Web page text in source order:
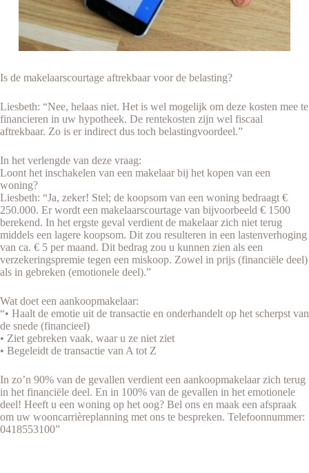
Is de makelaarscourtage aftrekbaar voor de belasting?
Liesbeth: “Nee, helaas niet. Het is wel mogelijk om deze kosten mee te
financieren in uw hypotheek. De rentekosten zijn wel fiscaal
aftrekbaar. Zo is er indirect dus toch belastingvoordeel.”
In het verlengde van deze vraag:
Loont het inschakelen van een makelaar bij het kopen van een
woning?
Liesbeth: “Ja, zeker! Stel; de koopsom van een woning bedraagt €
250.000. Er wordt een makelaarscourtage van bijvoorbeeld € 1500
berekend. In het ergste geval verdient de makelaar zich niet terug
middels een lagere koopsom. Dit zou resulteren in een lastenverhoging
van ca. € 5 per maand. Dit bedrag zou u kunnen zien als een
verzekeringspremie tegen een miskoop. Zowel in prijs (financiële deel)
als in gebreken (emotionele deel).”
Wat doet een aankoopmakelaar:
“• Haalt de emotie uit de transactie en onderhandelt op het scherpst van
de snede (financieel)
• Ziet gebreken vaak, waar u ze niet ziet
• Begeleidt de transactie van A tot Z
In zo’n 90% van de gevallen verdient een aankoopmakelaar zich terug
in het financiële deel. En in 100% van de gevallen in het emotionele
deel! Heeft u een woning op het oog? Bel ons en maak een afspraak
om uw wooncarrièreplanning met ons te bespreken. Telefoonnummer:
0418553100”